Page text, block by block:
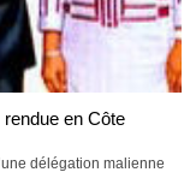
rendue en Côte
délégation malienne